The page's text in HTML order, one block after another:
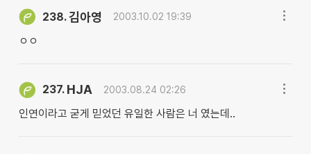
238.김아영 2003.10.02 19:39
ㅇㅇ
237. HJA 2003.08.24 02:26
인연이라고 굳게 믿었던 유일한 사람은 너 였는데..